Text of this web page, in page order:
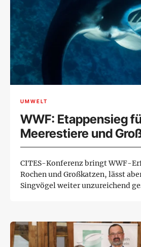
UMWELT
WWF: Etappensieg
Meerestiere und
CITES-Konferenz bringt WWF-
Rochen und Großkatzen, lässt
Singvögel weiter unzureichend